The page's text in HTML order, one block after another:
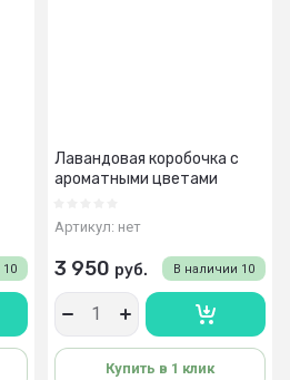
10
Лавандовая коробочка с
ароматными цветами
Артикул: нет
В наличии 10
3 950 руб.
Купить в 1 клик